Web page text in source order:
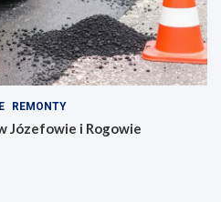
REMONTY
Józefowie i Rogowie